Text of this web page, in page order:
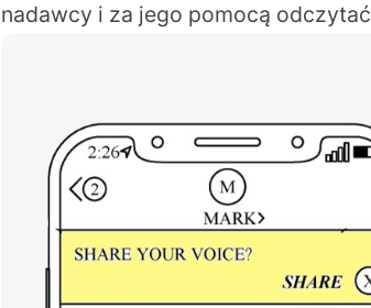
nadawcy i za jego pomocą